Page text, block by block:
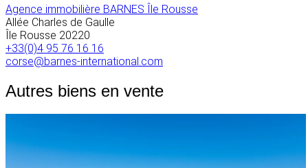
Agence immobilière BARNES Île Rousse
Allée Charles de Gaulle
Île Rousse 20220
+33(0)4 95 76 16 16
corse@barnes-international.com
Autres biens en vente